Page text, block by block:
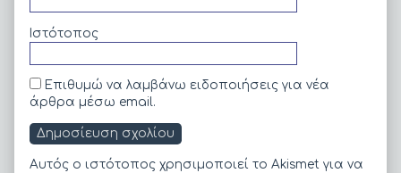
Ιστότοπος
Επιθυμώ να λαμβάνω ειδοποιήσεις για νέα
άρθρα μέσω email.
Αυτός ο ιστότοπος χρησιμοποιεί το Akismet για να